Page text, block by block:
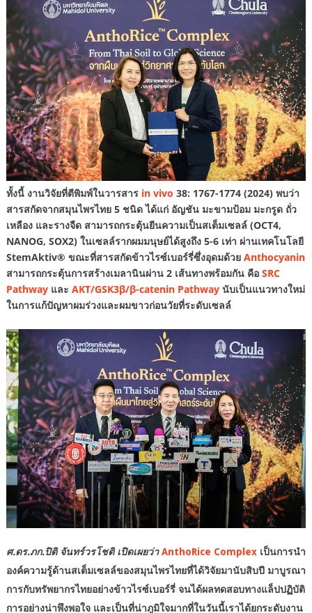
ทั้งนี้ งานวิจัยที่ตีพิมพ์ในวารสาร in vivo 38: 1767-1774 (2024) พบว่า
สารสกัดจากสมุนไพรไทย 5 ชนิด ได้แก่ อัญชัน มะขามป้อม มะกรูด ถั่ว
เหลือง และรางจืด สามารถกระตุ้นยีนความเป็นสเต็มเซลล์ (OCT4,
NANOG, SOX2) ในเซลล์รากผมมนุษย์ได้สูงถึง 5-6 เท่า ผ่านเทคโนโลยี
StemAktiv® ขณะที่สารสกัดข้าวไรซ์เบอร์รี่ซึ่งอุดมด้วย Anthocyanin
สามารถกระตุ้นการสร้างเมลานินผ่าน 2 เส้นทางพร้อมกัน คือ SRC
Pathwayและ AKT/GSK3β/β-catenin Pathwayนับเป็นแนวทางใหม่
ในการแก้ปัญหาผมร่วงและผมขาวก่อนวัยที่ระดับเซลล์
ศ.ดร.ภก.ปิติ จันทร์วรโชติ เปิดเผยว่า AnthoRice Complexเป็นการนำ
องค์ความรู้ด้านสเต็มเซลล์ของสมุนไพรไทยที่ได้วิจัยมานับสิบปี มาบูรณา
การกับทรัพยากรไทยอย่างข้าวไรซ์เบอร์รี่ จนได้ผลทดสอบทางแล็ปปฏิบัติ
การอย่างน่าพึงพอใจ และเป็นที่น่าภูมิใจมากที่ในวันนี้เราได้ยกระดับงาน